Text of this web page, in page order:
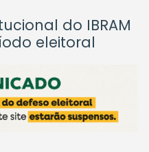
do IBRAM
eleitoral